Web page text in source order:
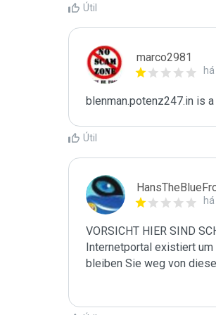
Útil
marco2981
blenman.potenz247.in is
Útil
VORSICHT HIER SIND
Internetportal existiert
bleiben Sie weg von